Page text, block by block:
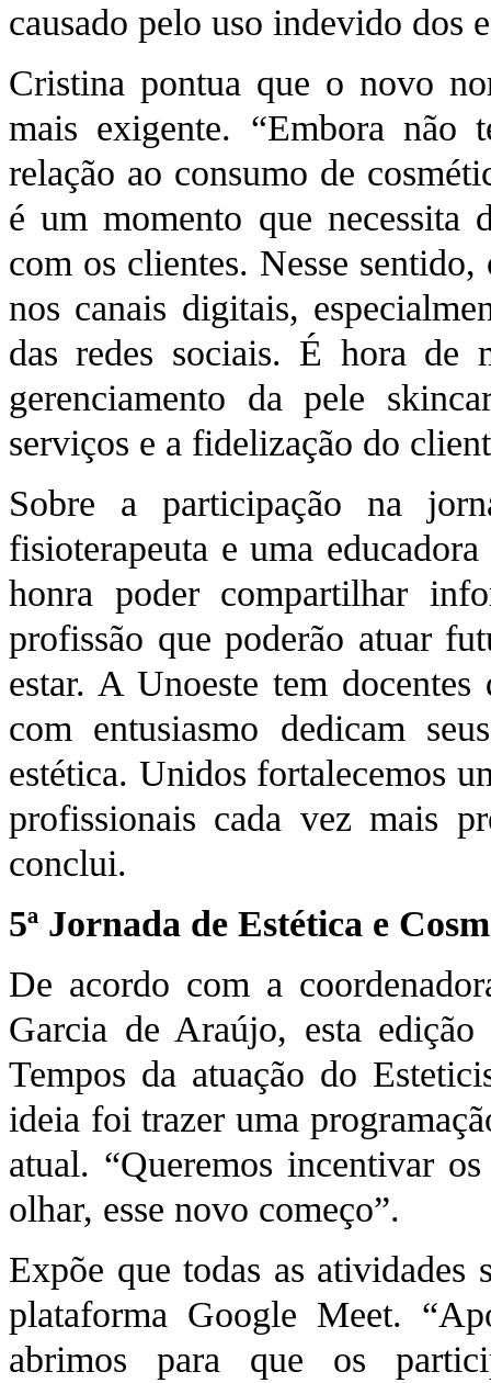
causado pelo uso indevido dos
Cristina pontua que o novo
mais exigente. “Embora não
relação ao consumo de
é um momento que necessita
com os clientes. Nesse
nos canais digitais,
das redes sociais. É hora de
gerenciamento da pele
serviços e a fidelização do
Sobre a participação na
fisioterapeuta e uma
honra poder compartilhar
profissão que poderão atuar
estar. A Unoeste tem
com entusiasmo dedicam
estética. Unidos fortalecemos
profissionais cada vez mais
conclui.
5ª Jornada de Estética e
De acordo com a
Garcia de Araújo, esta
Tempos da atuação do
ideia foi trazer uma
atual. “Queremos incentivar
olhar, esse novo começo”.
Expõe que todas as
plataforma Google Meet.
abrimos para que os